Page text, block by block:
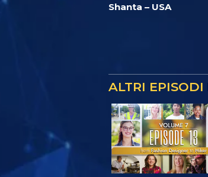
Shanta – USA
ALTRI EPISODI